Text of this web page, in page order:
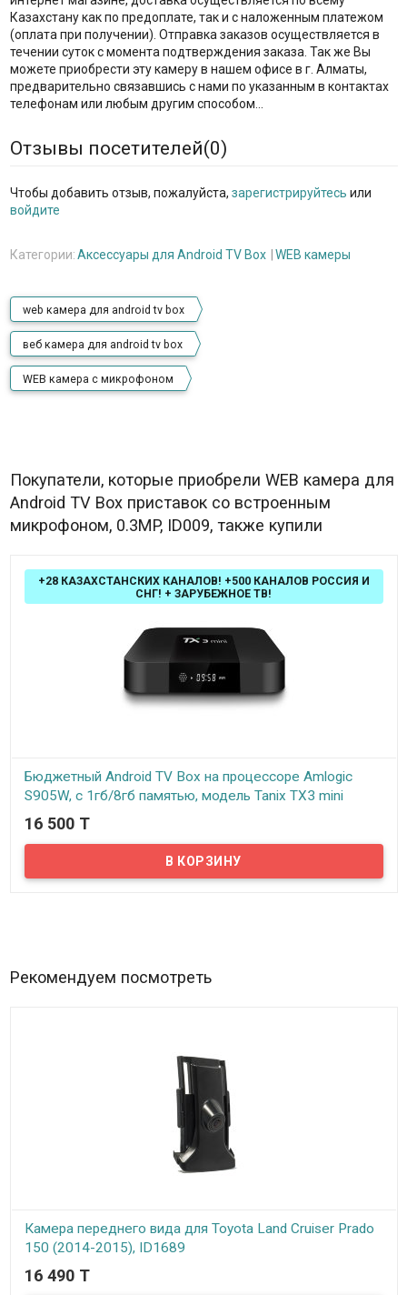
Казахстану как по предоплате, так и с наложенным платежом
(оплата при получении). Отправка заказов осуществляется в
течении суток с момента подтверждения заказа. Так же Вы
можете приобрести эту камеру в нашем офисе в г. Алматы,
предварительно связавшись с нами по указанным в контактах
телефонам или любым другим способом...
Отзывы посетителей(0)
Чтобы добавить отзыв, пожалуйста, зарегистрируйтесь или
войдите
Категории:Аксессуары для Android TV Box WEB камеры
web камера для android tv box
веб камера для android tv box
WEB камера с микрофоном
Покупатели, которые приобрели WEB камера для
Android TV Box приставок со встроенным
микрофоном, 0.3MP, ID009, также купили
+28 КАЗАХСТАНСКИХ КАНАЛОВ! +500 КАНАЛОВ РОССИЯ И
СНГ! + ЗАРУБЕЖНОЕ ТВ!
Бюджетный Android TV Box на процессоре Amlogic
S905W, с 1гб/8гб памятью, модель Tanix TX3 mini
В наличии
Встречайте новый бюджетный TV бокс на OC Android - Tanix TX3
mini, выполненный на процессоре Amlogic S905W. Несмотря на
приемлемую цену вы получите весьма приличную
16 500 T
Рекомендуем посмотреть
Камера переднего вида для Toyota Land Cruiser Prado
150 (2014-2015), ID1689
В наличии
16 490 T